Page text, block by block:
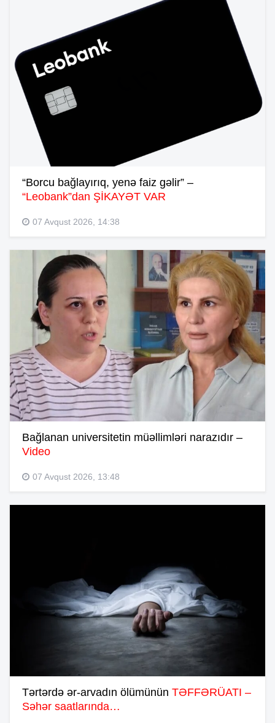
“Borcu bağlayırıq, yenə faiz gəlir” –
“Leobank”dan ŞİKAYƏT VAR
07 Avqust 2026, 14:38
Bağlanan universitetin müəllimləri narazıdır –
Video
07 Avqust 2026, 13:48
Tərtərdə ər-arvadın ölümünün TƏFFƏRÜATI –
Səhər saatlarında…